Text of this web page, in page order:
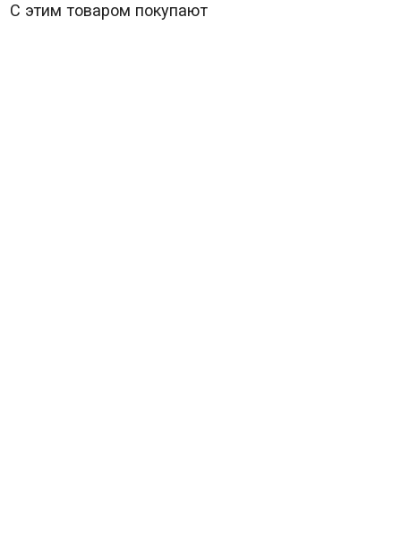
С этим товаром покупают